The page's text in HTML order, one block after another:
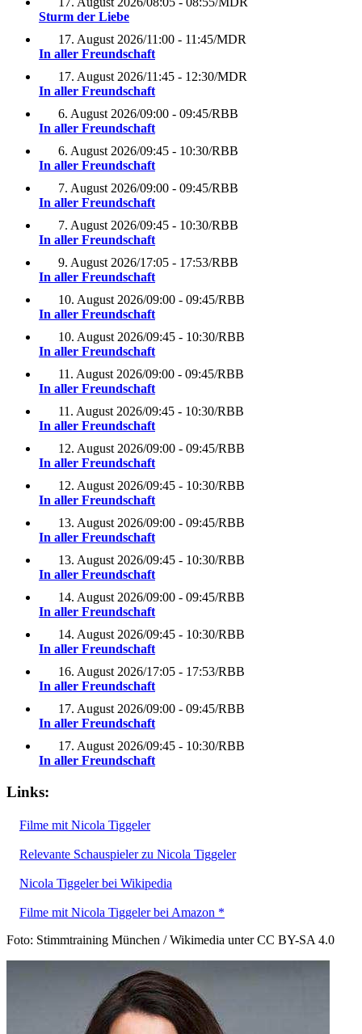
Sturm der Liebe
17. August 2026/11:00 - 11:45/MDR
In aller Freundschaft
17. August 2026/11:45 - 12:30/MDR
In aller Freundschaft
6. August 2026/09:00 - 09:45/RBB
In aller Freundschaft
6. August 2026/09:45 - 10:30/RBB
In aller Freundschaft
7. August 2026/09:00 - 09:45/RBB
In aller Freundschaft
7. August 2026/09:45 - 10:30/RBB
In aller Freundschaft
9. August 2026/17:05 - 17:53/RBB
In aller Freundschaft
10. August 2026/09:00 - 09:45/RBB
In aller Freundschaft
10. August 2026/09:45 - 10:30/RBB
In aller Freundschaft
11. August 2026/09:00 - 09:45/RBB
In aller Freundschaft
11. August 2026/09:45 - 10:30/RBB
In aller Freundschaft
12. August 2026/09:00 - 09:45/RBB
In aller Freundschaft
12. August 2026/09:45 - 10:30/RBB
In aller Freundschaft
13. August 2026/09:00 - 09:45/RBB
In aller Freundschaft
13. August 2026/09:45 - 10:30/RBB
In aller Freundschaft
14. August 2026/09:00 - 09:45/RBB
In aller Freundschaft
14. August 2026/09:45 - 10:30/RBB
In aller Freundschaft
16. August 2026/17:05 - 17:53/RBB
In aller Freundschaft
17. August 2026/09:00 - 09:45/RBB
In aller Freundschaft
17. August 2026/09:45 - 10:30/RBB
In aller Freundschaft
Links:
Filme mit Nicola Tiggeler
Relevante Schauspieler zu Nicola Tiggeler
Nicola Tiggeler bei Wikipedia
Filme mit Nicola Tiggeler bei Amazon *
Foto: Stimmtraining München / Wikimedia unter CC BY-SA 4.0